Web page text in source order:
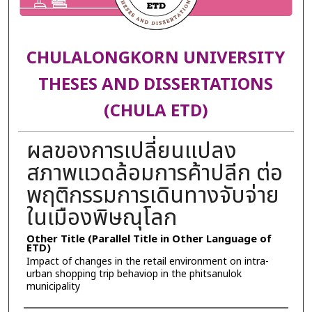
CHULALONGKORN UNIVERSITY
THESES AND DISSERTATIONS
(CHULA ETD)
ผลของการเปลี่ยนแปลง
สภาพแวดล้อมการค้าปลีก ต่อ
พฤติกรรมการเดินทางจับจ่าย
ในเมืองพิษณุโลก
Other Title (Parallel Title in Other Language of
ETD)
Impact of changes in the retail environment on intra-
urban shopping trip behaviop in the phitsanulok
municipality